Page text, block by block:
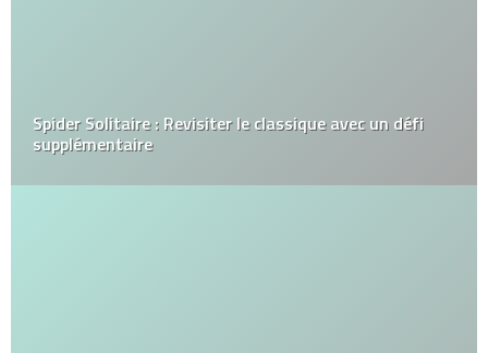
Spider Solitaire : Revisiter le classique avec un défi
supplémentaire